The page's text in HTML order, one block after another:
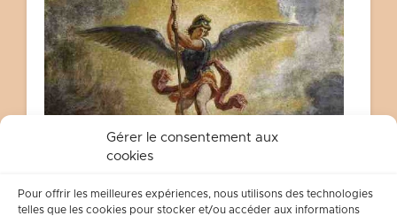
Gérer le consentement aux
cookies
Pour offrir les meilleures expériences, nous utilisons des technologies
telles que les cookies pour stocker et/ou accéder aux informations